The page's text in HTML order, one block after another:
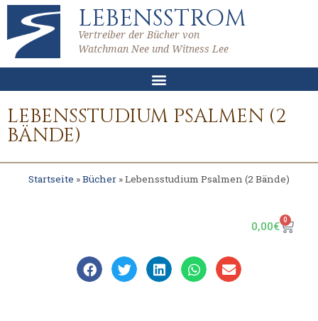
LEBENSSTROM
Vertreiber der Bücher von
Watchman Nee und Witness Lee
LEBENSSTUDIUM PSALMEN (2
BÄNDE)
Startseite »Bücher »Lebensstudium Psalmen (2 Bände)
0,00€ 0